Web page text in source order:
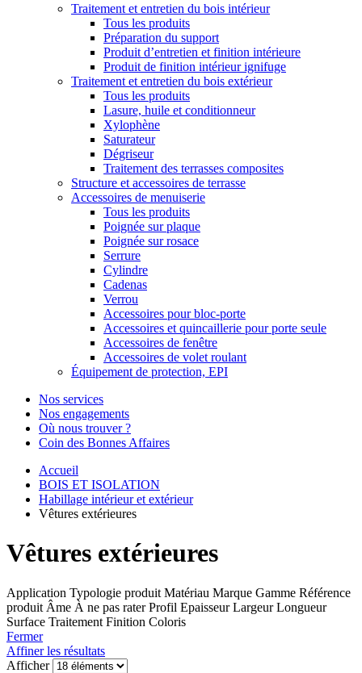
Traitement et entretien du bois intérieur
Tous les produits
Préparation du support
Produit d’entretien et finition intérieure
Produit de finition intérieur ignifuge
Traitement et entretien du bois extérieur
Tous les produits
Lasure, huile et conditionneur
Xylophène
Saturateur
Dégriseur
Traitement des terrasses composites
Structure et accessoires de terrasse
Accessoires de menuiserie
Tous les produits
Poignée sur plaque
Poignée sur rosace
Serrure
Cylindre
Cadenas
Verrou
Accessoires pour bloc-porte
Accessoires et quincaillerie pour porte seule
Accessoires de fenêtre
Accessoires de volet roulant
Équipement de protection, EPI
Nos services
Nos engagements
Où nous trouver ?
Coin des Bonnes Affaires
Accueil
BOIS ET ISOLATION
Habillage intérieur et extérieur
Vêtures extérieures
Vêtures extérieures
Application Typologie produit Matériau Marque Gamme Référence
produit Âme À ne pas rater Profil Epaisseur Largeur Longueur
Surface Traitement Finition Coloris
Fermer
Affiner les résultats
Afficher